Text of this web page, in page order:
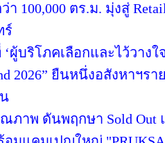
100,000 ตร.ม. มุ่งสู่
ร์
บริโภคเลือกและไว้วางใ
2026” ยืนหนึ่งอสังหาฯร
ภาพ ดันพฤกษา Sold Out